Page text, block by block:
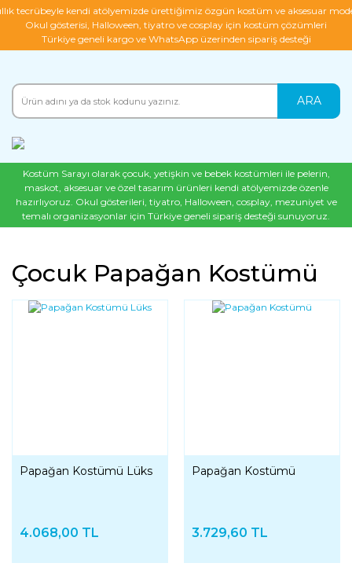
tecrübeyle kendi atölyemizde ürettiğimiz özgün kostüm ve aksesuar
Okul gösterisi, Halloween, tiyatro ve cosplay için kostüm çözümleri
Türkiye geneli kargo ve WhatsApp üzerinden sipariş desteği
ARA
Kostüm Sarayı olarak çocuk, yetişkin ve bebek kostümleri ile pelerin,
maskot, aksesuar ve özel tasarım ürünleri kendi atölyemizde özenle
hazırlıyoruz. Okul gösterileri, tiyatro, Halloween, cosplay, mezuniyet ve
temalı organizasyonlar için Türkiye geneli sipariş desteği sunuyoruz.
Çocuk Papağan Kostümü
Papağan Kostümü Lüks
4.068,00 TL
Papağan Kostümü
3.729,60 TL